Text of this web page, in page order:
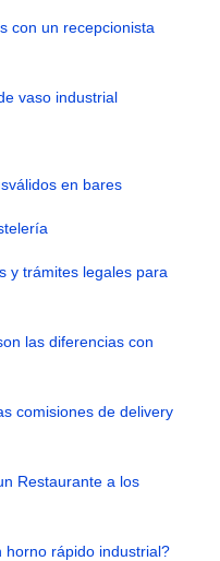
con un recepcionista
vaso industrial
en bares
y trámites legales para
las diferencias con
comisiones de delivery
Restaurante a los
rápido industrial?